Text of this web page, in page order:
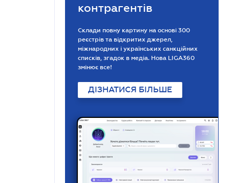
контрагентів
Склади повну картину на основі 300
реєстрів та відкритих джерел,
міжнародних і українських санкційних
списків, згадок в медіа. Нова LIGA360
змінює все!
ДІЗНАТИСЯ БІЛЬШЕ